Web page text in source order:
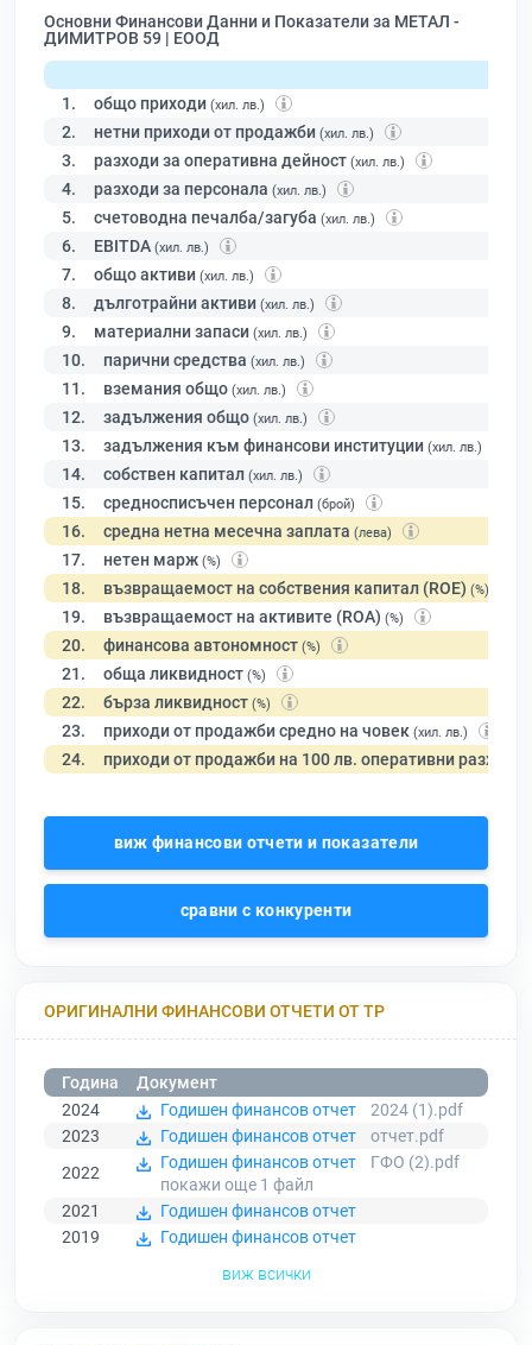
Основни Финансови Данни и Показатели за МЕТАЛ -
ДИМИТРОВ 59 | ЕООД
1. общо приходи (хил. лв.)
2. нетни приходи от продажби (хил. лв.)
3. разходи за оперативна дейност (хил. лв.)
4. разходи за персонала (хил. лв.)
5. счетоводна печалба/загуба (хил. лв.)
6. EBITDA (хил. лв.)
7. общо активи (хил. лв.)
8. дълготрайни активи (хил. лв.)
9. материални запаси (хил. лв.)
10. парични средства (хил. лв.)
11. вземания общо (хил. лв.)
12. задължения общо (хил. лв.)
13. задължения към финансови институции (хил. лв.)
14. собствен капитал (хил. лв.)
15. средносписъчен персонал (брой)
16. средна нетна месечна заплата (лева)
17. нетен марж (%)
18. възвращаемост на собствения капитал (ROE) (%)
19. възвращаемост на активите (ROA) (%)
20. финансова автономност (%)
21. обща ликвидност (%)
22. бърза ликвидност (%)
23. приходи от продажби средно на човек (хил. лв.)
24. приходи от продажби на 100 лв. оперативни разходи
виж финансови отчети и показатели
сравни с конкуренти
ОРИГИНАЛНИ ФИНАНСОВИ ОТЧЕТИ ОТ ТР
Година
Документ
2024
Годишен финансов отчет
2024 (1).pdf
2023
Годишен финансов отчет
отчет.pdf
2022
Годишен финансов отчет
ГФО (2).pdf
покажи още 1 файл
2021
Годишен финансов отчет
2019
Годишен финансов отчет
виж всички